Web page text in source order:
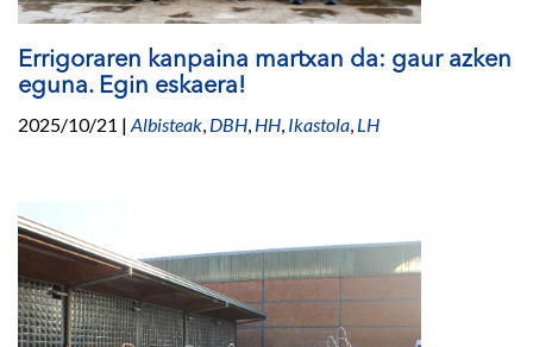
Errigoraren kanpaina martxan da: gaur azken
eguna. Egin eskaera!
2025/10/21 | Albisteak, DBH, HH, Ikastola, LH